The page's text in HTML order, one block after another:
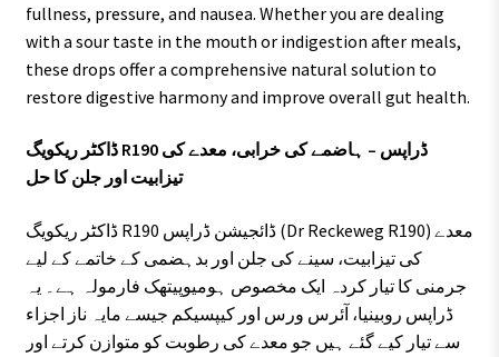
fullness, pressure, and nausea. Whether you are dealing
with a sour taste in the mouth or indigestion after meals,
these drops offer a comprehensive natural solution to
restore digestive harmony and improve overall gut health.
ڈاکٹر ریکویگ R190 ڈراپس – ہاضمے کی خرابی، معدے کی
تیزابیت اور جلن کا حل
ڈاکٹر ریکویگ R190 ڈائجیشن ڈراپس (Dr Reckeweg R190) معدے
کی تیزابیت، سینے کی جلن اور بدہضمی کے خاتمے کے لیے
جرمنی کا تیار کردہ ایک مخصوص ہومیوپیتھک فارمولہ ہے۔ یہ
ڈراپس روبینیا، آئرس ورس اور کیپسیکم جیسے مایہ ناز اجزاء
سے تیار کیے گئے ہیں جو معدے کی رطوبت کو متوازن کرتے اور